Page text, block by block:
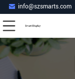
info@szsmarts.com